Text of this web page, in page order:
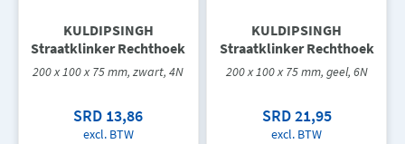
KULDIPSINGH
Straatklinker Rechthoek
200 x 100 x 75 mm, zwart, 4N
SRD 13,86
excl. BTW
KULDIPSINGH
Straatklinker Rechthoek
200 x 100 x 75 mm, geel, 6N
SRD 21,95
excl. BTW